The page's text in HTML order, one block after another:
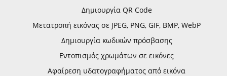
Δημιουργία QR Code
Μετατροπή εικόνας σε JPEG, PNG, GIF, BMP, WebP
Δημιουργία κωδικών πρόσβασης
Εντοπισμός χρωμάτων σε εικόνες
Αφαίρεση υδατογραφήματος από εικόνα